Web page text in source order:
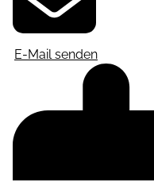
E-Mail senden